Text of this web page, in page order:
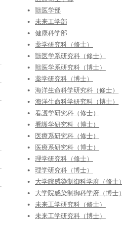
獣医学部
未来工学部
健康科学部
薬学研究科（修士）
獣医学系研究科（修士）
獣医学系研究科（博士）
薬学研究科（博士）
海洋生命科学研究科（修士）
海洋生命科学研究科（博士）
看護学研究科（修士）
看護学研究科（博士）
医療系研究科（修士）
医療系研究科（博士）
理学研究科（修士）
理学研究科（博士）
大学院感染制御科学府（修士）
大学院感染制御科学府（博士）
未来工学研究科（修士）
未来工学研究科（博士）